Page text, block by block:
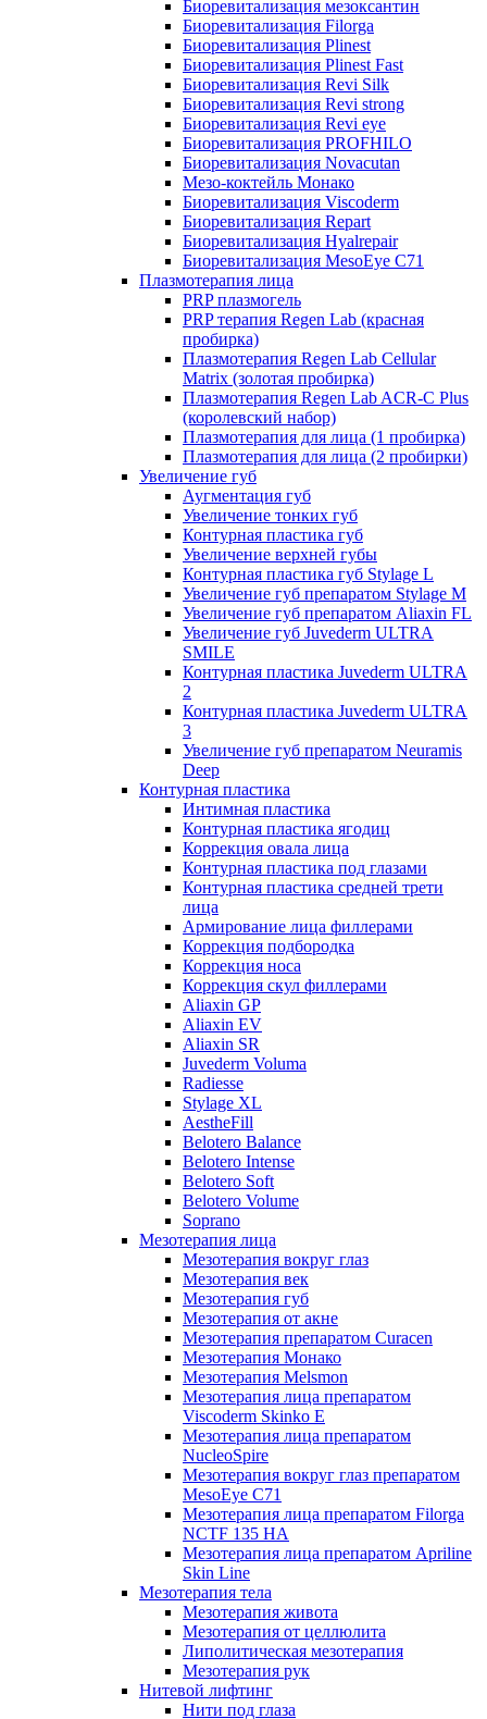
Биоревитализация мезоксантин
Биоревитализация Filorga
Биоревитализация Plinest
Биоревитализация Plinest Fast
Биоревитализация Revi Silk
Биоревитализация Revi strong
Биоревитализация Revi eye
Биоревитализация PROFHILO
Биоревитализация Novacutan
Мезо-коктейль Монако
Биоревитализация Viscoderm
Биоревитализация Repart
Биоревитализация Hyalrepair
Биоревитализация MesoEye C71
Плазмотерапия лица
PRP плазмогель
PRP терапия Regen Lab (красная
пробирка)
Плазмотерапия Regen Lab Cellular
Matrix (золотая пробирка)
Плазмотерапия Regen Lab ACR-C Plus
(королевский набор)
Плазмотерапия для лица (1 пробирка)
Плазмотерапия для лица (2 пробирки)
Увеличение губ
Аугментация губ
Увеличение тонких губ
Контурная пластика губ
Увеличение верхней губы
Контурная пластика губ Stylage L
Увеличение губ препаратом Stylage M
Увеличение губ препаратом Aliaxin FL
Увеличение губ Juvederm ULTRA
SMILE
Контурная пластика Juvederm ULTRA
2
Контурная пластика Juvederm ULTRA
3
Увеличение губ препаратом Neuramis
Deep
Контурная пластика
Интимная пластика
Контурная пластика ягодиц
Коррекция овала лица
Контурная пластика под глазами
Контурная пластика средней трети
лица
Армирование лица филлерами
Коррекция подбородка
Коррекция носа
Коррекция скул филлерами
Aliaxin GP
Aliaxin EV
Aliaxin SR
Juvederm Voluma
Radiesse
Stylage XL
AestheFill
Belotero Balance
Belotero Intense
Belotero Soft
Belotero Volume
Soprano
Мезотерапия лица
Мезотерапия вокруг глаз
Мезотерапия век
Мезотерапия губ
Мезотерапия от акне
Мезотерапия препаратом Curacen
Мезотерапия Монако
Мезотерапия Melsmon
Мезотерапия лица препаратом
Viscoderm Skinko E
Мезотерапия лица препаратом
NucleoSpire
Мезотерапия вокруг глаз препаратом
MesoEye С71
Мезотерапия лица препаратом Filorga
NCTF 135 HA
Мезотерапия лица препаратом Apriline
Skin Line
Мезотерапия тела
Мезотерапия живота
Мезотерапия от целлюлита
Липолитическая мезотерапия
Мезотерапия рук
Нитевой лифтинг
Нити под глаза